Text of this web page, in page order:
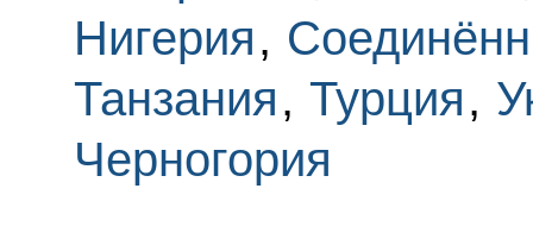
Нигерия,
Танзания, Турция,
Черногория